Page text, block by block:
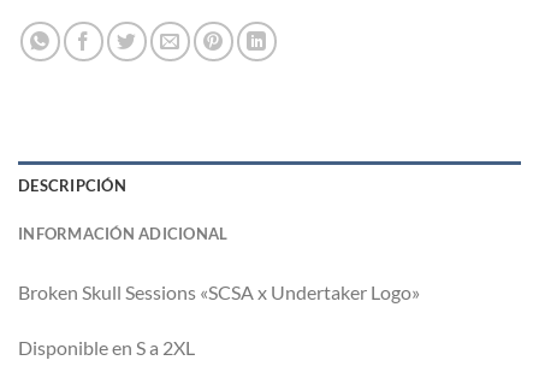
DESCRIPCIÓN
INFORMACIÓN ADICIONAL
Broken Skull Sessions «SCSA x Undertaker Logo»
Disponible en S a 2XL